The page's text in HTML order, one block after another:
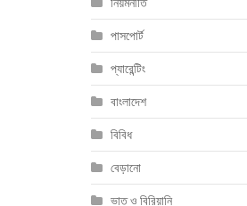
পাসপোর্ট
প্যারেন্টিং
বাংলাদেশ
বিবিধ
বেড়ানো
ভাত ও বিরিয়ানি